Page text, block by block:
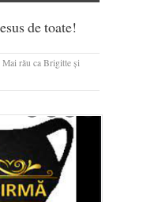
de toate!
Mai rău ca Brigitte și